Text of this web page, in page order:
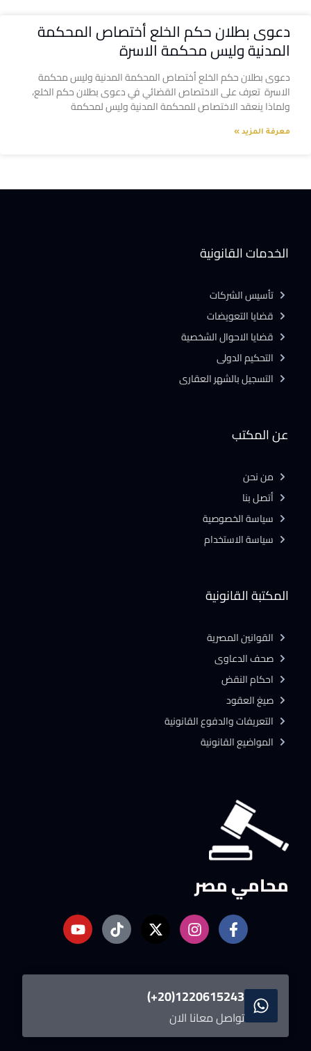
دعوى بطلان حكم الخلع أختصاص المحكمة
المدنية وليس محكمة الاسرة
دعوى بطلان حكم الخلع أختصاص المحكمة المدنية وليس محكمة
الاسرة تعرف على الاختصاص القضائي في دعوى بطلان حكم الخلع،
ولماذا ينعقد الاختصاص للمحكمة المدنية وليس لمحكمة
معرفة المزيد »
محامي مصر
1220615243(20+)
تواصل معانا الان
المكتبة القانونية
القوانين المصرية
صحف الدعاوى
احكام النقض
صيغ العقود
التعريفات والدفوع القانونية
المواضيع القانونية
عن المكتب
من نحن
أتصل بنا
سياسة الخصوصية
سياسة الاستخدام
الخدمات القانونية
تأسيس الشركات
قضايا التعويضات
قضايا الاحوال الشخصية
التحكيم الدولى
التسجيل بالشهر العقارى